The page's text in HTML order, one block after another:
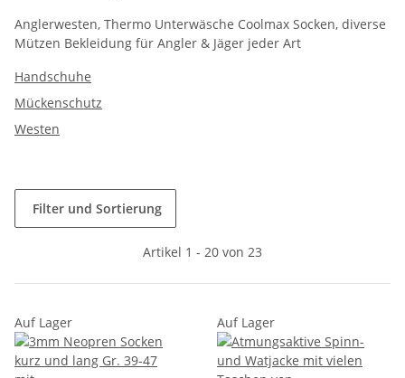
Anglerwesten, Thermo Unterwäsche Coolmax Socken, diverse
Mützen Bekleidung für Angler & Jäger jeder Art
Handschuhe
Mückenschutz
Westen
Filter und Sortierung
Artikel 1 - 20 von 23
Auf Lager Auf Lager